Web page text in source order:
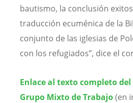
bautismo, la conclusión
traducción ecuménica de la
conjunto de las iglesias de
con los refugiados”, dice el
Enlace al texto completo
Grupo Mixto de Trabajo(en